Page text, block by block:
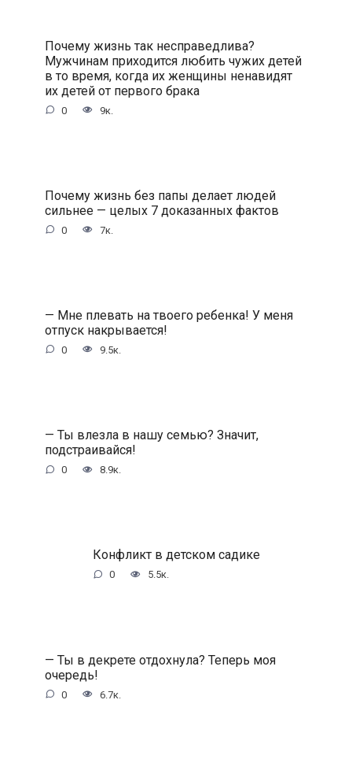
Почему жизнь так несправедлива?
Мужчинам приходится любить чужих детей
в то время, когда их женщины ненавидят
их детей от первого брака
0 9к.
Почему жизнь без папы делает людей
сильнее — целых 7 доказанных фактов
0 7к.
— Мне плевать на твоего ребенка! У меня
отпуск накрывается!
0 9.5к.
— Ты влезла в нашу семью? Значит,
подстраивайся!
0 8.9к.
Конфликт в детском садике
0 5.5к.
— Ты в декрете отдохнула? Теперь моя
очередь!
0 6.7к.